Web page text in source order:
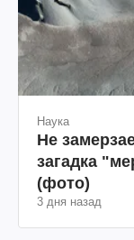
Наука
Не
загадка
(фото)
3 дня назад